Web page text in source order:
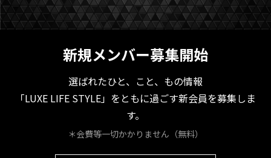
新規メンバー募集開始
選ばれたひと、こと、もの情報
「LUXE LIFE STYLE」をともに過ごす新会員を募集しま
す。
＊会費等一切かかりません（無料）